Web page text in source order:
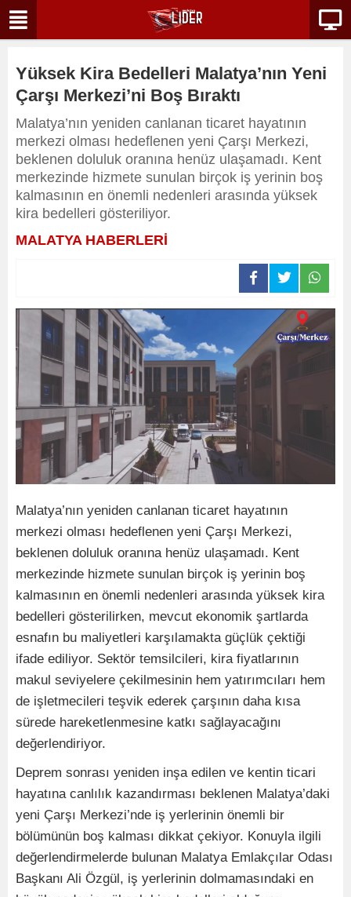
Yüksek Kira Bedelleri Malatya’nın Yeni
Çarşı Merkezi’ni Boş Bıraktı
Malatya’nın yeniden canlanan ticaret hayatının
merkezi olması hedeflenen yeni Çarşı Merkezi,
beklenen doluluk oranına henüz ulaşamadı. Kent
merkezinde hizmete sunulan birçok iş yerinin boş
kalmasının en önemli nedenleri arasında yüksek
kira bedelleri gösteriliyor.
MALATYA HABERLERİ
Malatya’nın yeniden canlanan ticaret hayatının
merkezi olması hedeflenen yeni Çarşı Merkezi,
beklenen doluluk oranına henüz ulaşamadı. Kent
merkezinde hizmete sunulan birçok iş yerinin boş
kalmasının en önemli nedenleri arasında yüksek kira
bedelleri gösterilirken, mevcut ekonomik şartlarda
esnafın bu maliyetleri karşılamakta güçlük çektiği
ifade ediliyor. Sektör temsilcileri, kira fiyatlarının
makul seviyelere çekilmesinin hem yatırımcıları hem
de işletmecileri teşvik ederek çarşının daha kısa
sürede hareketlenmesine katkı sağlayacağını
değerlendiriyor.
Deprem sonrası yeniden inşa edilen ve kentin ticari
hayatına canlılık kazandırması beklenen Malatya’daki
yeni Çarşı Merkezi’nde iş yerlerinin önemli bir
bölümünün boş kalması dikkat çekiyor. Konuyla ilgili
değerlendirmelerde bulunan Malatya Emlakçılar Odası
Başkanı Ali Özgül, iş yerlerinin dolmamasındaki en